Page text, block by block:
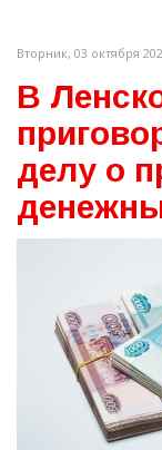
Вторник, 03 октября
В
делу о